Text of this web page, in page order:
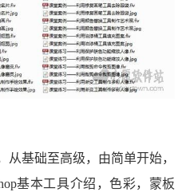
从基础至高级，由简单开始，
基本工具介绍，色彩，蒙板